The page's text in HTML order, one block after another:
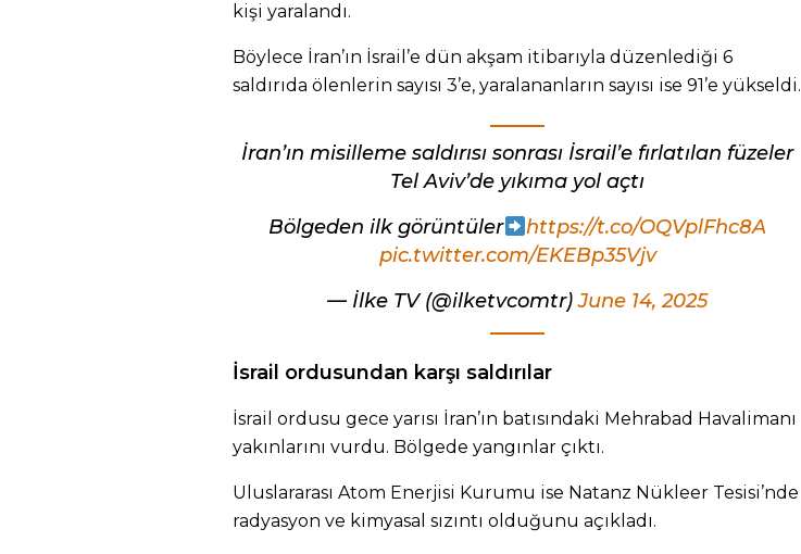
kişi yaralandı.
Böylece İran’ın İsrail’e dün akşam itibarıyla düzenlediği 6
saldırıda ölenlerin sayısı 3’e, yaralananların sayısı ise 91’e yükseldi.
İran’ın misilleme saldırısı sonrası İsrail’e fırlatılan füzeler
Tel Aviv’de yıkıma yol açtı
Bölgeden ilk görüntüler
https://t.co/OQVplFhc8A
pic.twitter.com/EKEBp35Vjv
— İlke TV (@ilketvcomtr)June 14, 2025
İsrail ordusundan karşı saldırılar
İsrail ordusu gece yarısı İran’ın batısındaki Mehrabad Havalimanı
yakınlarını vurdu. Bölgede yangınlar çıktı.
Uluslararası Atom Enerjisi Kurumu ise Natanz Nükleer Tesisi’nde
radyasyon ve kimyasal sızıntı olduğunu açıkladı.